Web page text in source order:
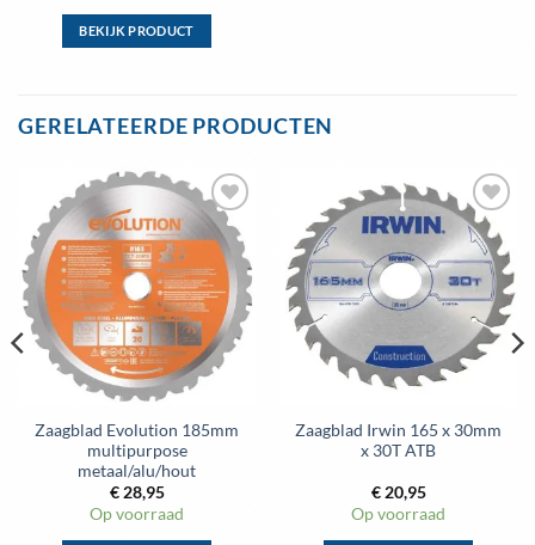
BEKIJK PRODUCT
meerdere
Deze
kan
gekozen
worden
op
de
productpagina
GERELATEERDE PRODUCTEN
Zaagblad Evolution 185mm
multipurpose
metaal/alu/hout
€28,95
Op voorraad
Zaagblad Irwin 165 x 30mm
x 30T ATB
€20,95
Op voorraad